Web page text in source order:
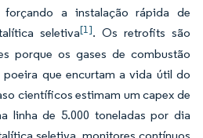
a instalação rápida de
seletiva[1]. Os retrofits são
porque os gases de combustão
que encurtam a vida útil do
científicos estimam um capex de
linha de 5.000 toneladas por dia